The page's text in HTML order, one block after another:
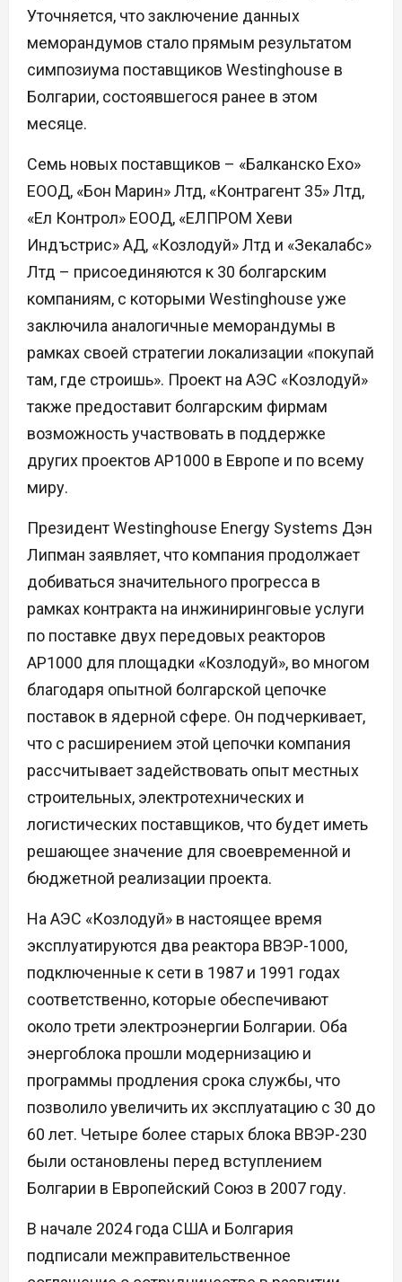
Уточняется, что заключение данных
меморандумов стало прямым результатом
симпозиума поставщиков Westinghouse в
Болгарии, состоявшегося ранее в этом
месяце.
Семь новых поставщиков – «Балканско Ехо»
ЕООД, «Бон Марин» Лтд, «Контрагент 35» Лтд,
«Ел Контрол» ЕООД, «ЕЛПРОМ Хеви
Индъстрис» АД, «Козлодуй» Лтд и «Зекалабс»
Лтд – присоединяются к 30 болгарским
компаниям, с которыми Westinghouse уже
заключила аналогичные меморандумы в
рамках своей стратегии локализации «покупай
там, где строишь». Проект на АЭС «Козлодуй»
также предоставит болгарским фирмам
возможность участвовать в поддержке
других проектов AP1000 в Европе и по всему
миру.
Президент Westinghouse Energy Systems Дэн
Липман заявляет, что компания продолжает
добиваться значительного прогресса в
рамках контракта на инжиниринговые услуги
по поставке двух передовых реакторов
AP1000 для площадки «Козлодуй», во многом
благодаря опытной болгарской цепочке
поставок в ядерной сфере. Он подчеркивает,
что с расширением этой цепочки компания
рассчитывает задействовать опыт местных
строительных, электротехнических и
логистических поставщиков, что будет иметь
решающее значение для своевременной и
бюджетной реализации проекта.
На АЭС «Козлодуй» в настоящее время
эксплуатируются два реактора ВВЭР-1000,
подключенные к сети в 1987 и 1991 годах
соответственно, которые обеспечивают
около трети электроэнергии Болгарии. Оба
энергоблока прошли модернизацию и
программы продления срока службы, что
позволило увеличить их эксплуатацию с 30 до
60 лет. Четыре более старых блока ВВЭР-230
были остановлены перед вступлением
Болгарии в Европейский Союз в 2007 году.
В начале 2024 года США и Болгария
подписали межправительственное